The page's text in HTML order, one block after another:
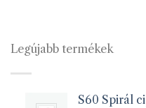
van.
A
Legújabb termékek
S60 Spirál